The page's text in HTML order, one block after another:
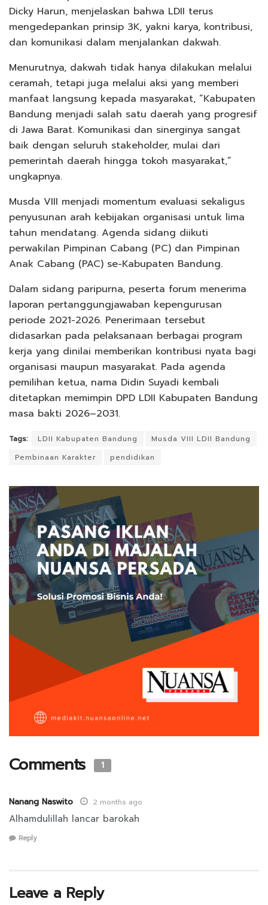
Dicky Harun, menjelaskan bahwa LDII terus
mengedepankan prinsip 3K, yakni karya, kontribusi,
dan komunikasi dalam menjalankan dakwah.
Menurutnya, dakwah tidak hanya dilakukan melalui
ceramah, tetapi juga melalui aksi yang memberi
manfaat langsung kepada masyarakat, “Kabupaten
Bandung menjadi salah satu daerah yang progresif
di Jawa Barat. Komunikasi dan sinerginya sangat
baik dengan seluruh stakeholder, mulai dari
pemerintah daerah hingga tokoh masyarakat,”
ungkapnya.
Musda VIII menjadi momentum evaluasi sekaligus
penyusunan arah kebijakan organisasi untuk lima
tahun mendatang. Agenda sidang diikuti
perwakilan Pimpinan Cabang (PC) dan Pimpinan
Anak Cabang (PAC) se-Kabupaten Bandung.
Dalam sidang paripurna, peserta forum menerima
laporan pertanggungjawaban kepengurusan
periode 2021-2026. Penerimaan tersebut
didasarkan pada pelaksanaan berbagai program
kerja yang dinilai memberikan kontribusi nyata bagi
organisasi maupun masyarakat. Pada agenda
pemilihan ketua, nama Didin Suyadi kembali
ditetapkan memimpin DPD LDII Kabupaten Bandung
masa bakti 2026–2031.
Tags: LDII Kabupaten Bandung
Musda VIII LDII Bandung
Pembinaan Karakter
pendidikan
Comments 1
Nanang Naswito 2 months ago
Alhamdulillah lancar barokah
Reply
Leave a Reply